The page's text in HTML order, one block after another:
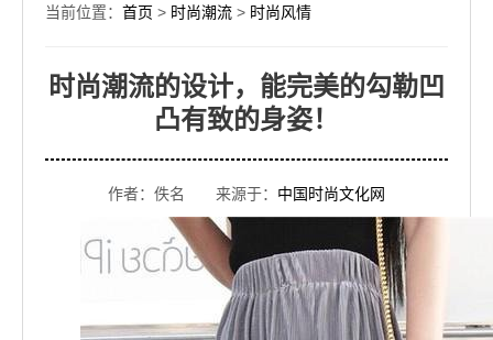
当前位置： 首页 > 时尚潮流 > 时尚风情
时尚潮流的设计，能完美的勾勒凹
凸有致的身姿！
作者：佚名 来源于： 中国时尚文化网